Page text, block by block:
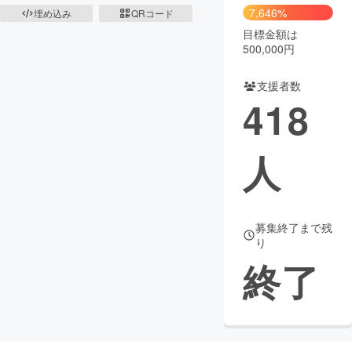
CAMPFIRE Creation
コミュニティ
埋め込み
QRコード
7,646%
目標金額は
500,000円
支援者数
418
人
募集終了まで残
り
終了